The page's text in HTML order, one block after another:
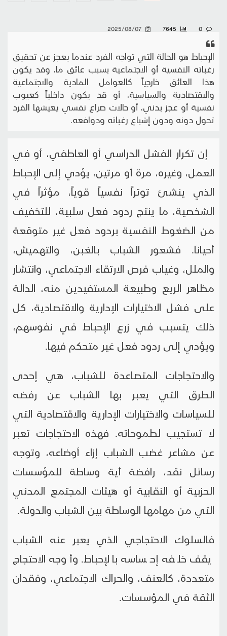
الإحباط هو الحالة التي تواجه الفرد عندما يعجز عن تحقيق
رغباته النفسية أو الاجتماعية بسبب عائق ما، وقد يكون
هذا العائق خارجياً كالعوامل المادية والاجتماعية
والاقتصادية والسياسية، أو قد يكون داخلياً كعيوب
نفسية أو عجز بدني، أو حالات صراع نفسي يعيشها الفرد
تحول دونه ودون إشباع رغباته ودوافعه.
إن تكرار الفشل الدراسي أو العاطفي، أو في
العمل، وغيره، مرة أو مرتين، يؤدي إلى الإحباط
الذي ينشئ توتراً نفسياً قوياً، مؤثراً في
الشخصية، ما ينتج ردود فعل سلبية، للتخفيف
من الضغوط النفسية بردود فعل غير متوقعة
أحياناً. فشعور الشباب بالغبن، والتهميش،
والملل، وغياب فرص الارتقاء الاجتماعي، وانتشار
مظاهر الريع وطبيعة المستفيدين منه، الدالة
على فشل الاختيارات الإدارية والاقتصادية، كل
ذلك يتسبب في زرع الإحباط في نفوسهم،
ويؤدي إلى ردود فعل غير متحكم فيها.
والاحتجاجات المتصاعدة للشباب، هي إحدى
الطرق التي يعبر بها الشباب عن رفضه
للسياسات والاختيارات الإدارية والاقتصادية التي
لا تستجيب لطموحاته. فهذه الاحتجاجات تعبر
عن مشاعر غضب الشباب إزاء أوضاعه، وتوجه
رسائل نقد، رافضة أية وساطة للمؤسسات
الحزبية أو النقابية أو هيئات المجتمع المدني
التي من مهامها الوساطة بين الشباب والدولة.
فالسلوك الاحتجاجي الذي يعبر عنه الشباب
يقف خلفه إحساسه بالإحباط. وأوجه الاحتجاج
متعددة، كالعنف، والحراك الاجتماعي، وفقدان
الثقة في المؤسسات.